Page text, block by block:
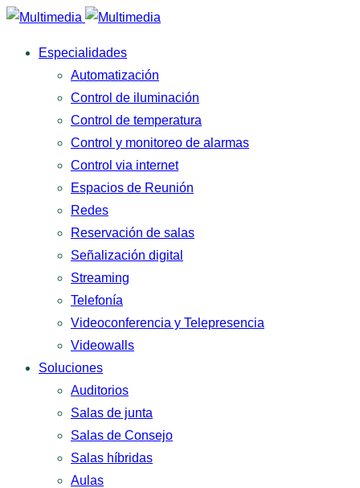
Especialidades
Automatización
Control de iluminación
Control de temperatura
Control y monitoreo de alarmas
Control via internet
Espacios de Reunión
Redes
Reservación de salas
Señalización digital
Streaming
Telefonía
Videoconferencia y Telepresencia
Videowalls
Soluciones
Auditorios
Salas de junta
Salas de Consejo
Salas híbridas
Aulas